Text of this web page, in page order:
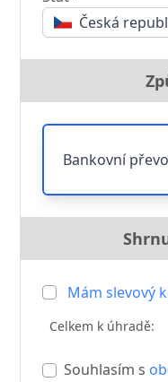
Česká
Bankovní
Mám slevový
Celkem k úhradě:
Souhlasím s